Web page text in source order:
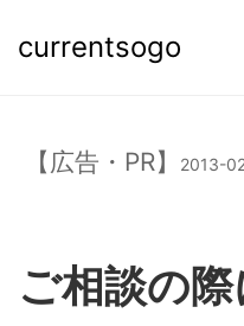
currentsogo
2013-
ご相談の